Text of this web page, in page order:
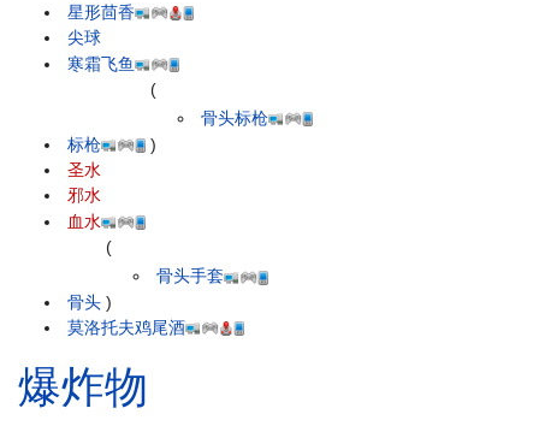
星形茴香
尖球
寒霜飞鱼
标枪
(
骨头标枪
)
圣水
邪水
血水
骨头
(
骨头手套
)
莫洛托夫鸡尾酒
爆炸物